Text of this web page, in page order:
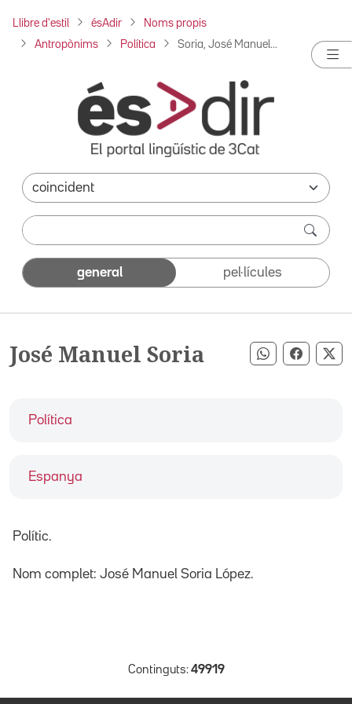
Llibre d'estil ésAdir Noms propis
Antropònims Política Soria, José Manuel...
general pel·lícules
José Manuel Soria Compartir
Política
Espanya
Polític.
Nom complet: José Manuel Soria López.
Continguts: 49919